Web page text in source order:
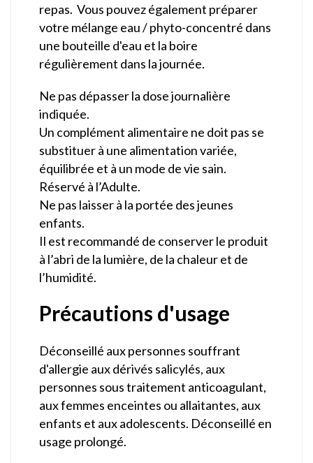
repas. Vous pouvez également préparer
votre mélange eau / phyto-concentré dans
une bouteille d'eau et la boire
régulièrement dans la journée.
Ne pas dépasser la dose journalière
indiquée.
Un complément alimentaire ne doit pas se
substituer à une alimentation variée,
équilibrée et à un mode de vie sain.
Réservé à l’Adulte.
Ne pas laisser à la portée des jeunes
enfants.
Il est recommandé de conserver le produit
à l’abri de la lumière, de la chaleur et de
l’humidité.
Précautions d'usage
Déconseillé aux personnes souffrant
d'allergie aux dérivés salicylés, aux
personnes sous traitement anticoagulant,
aux femmes enceintes ou allaitantes, aux
enfants et aux adolescents. Déconseillé en
usage prolongé.